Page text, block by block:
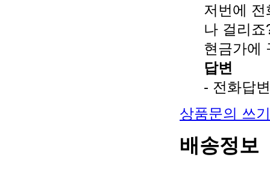
저번에
나 걸리
현금가에
답변
- 전화답
상품문의 쓰기
배송정보